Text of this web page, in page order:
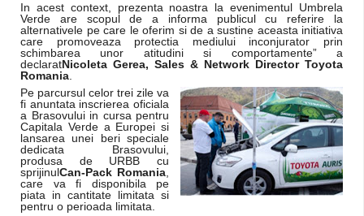
In acest context, prezenta noastra la evenimentul Umbrela
Verde are scopul de a informa publicul cu referire la
alternativele pe care le oferim si de a sustine aceasta initiativa
care promoveaza protectia mediului inconjurator prin
schimbarea unor atitudini si comportamente” a
declaratNicoleta Gerea, Sales & Network Director Toyota
Romania
Pe parcursul celor trei zile va
fi anuntata inscrierea oficiala
a Brasovului in cursa pentru
Capitala Verde a Europei si
lansarea unei beri speciale
dedicata Brasovului,
produsa de URBB cu
sprijinulCan-Pack Romania
care va fi disponibila pe
piata in cantitate limitata si
pentru o perioada limitata.